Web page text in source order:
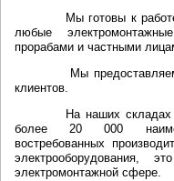
Мы готовы к работе с
любые
прорабами и частными
Мы предоставляем
клиентов.
На наших складах в
более 20 000
востребованных
электрооборудования,
электромонтажной сфере.